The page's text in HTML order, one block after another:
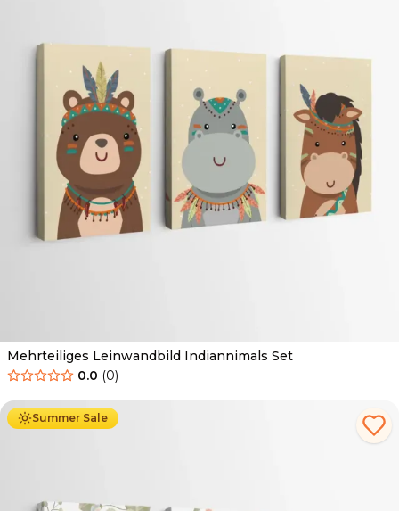
Mehrteiliges Leinwandbild Indiannimals Set
0.0 (0)
Summer Sale
Ab 44.90 € 25.90